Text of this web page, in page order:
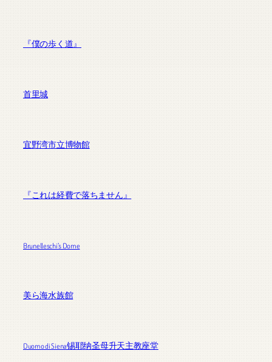
『僕の歩く道』
首里城
宜野湾市立博物館
『これは経費で落ちません』
Brunelleschi’s Dome
美ら海水族館
Duomo di Siena锡耶纳圣母升天主教座堂